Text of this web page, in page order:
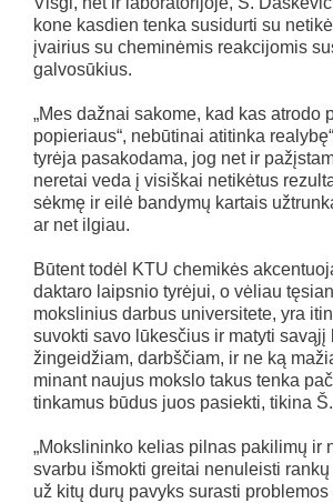
kone kasdien tenka susidurti su
įvairius su cheminėmis reakcijomis
galvosūkius.
„Mes dažnai sakome, kad kas atrodo
popieriaus“, nebūtinai atitinka
tyrėja pasakodama, jog net ir
neretai veda į visiškai netikėtus
sėkmę ir eilė bandymų kartais
ar net ilgiau.
Būtent todėl KTU chemikės
daktaro laipsnio tyrėjui, o vėliau
mokslinius darbus universitete, yra
suvokti savo lūkesčius ir matyti savąjį
žingeidžiam, darbščiam, ir ne ką
minant naujus mokslo takus tenka
tinkamus būdus juos pasiekti, tikina
„Mokslininko kelias pilnas pakilimų ir
svarbu išmokti greitai nenuleisti
už kitų durų pavyks surasti problemos